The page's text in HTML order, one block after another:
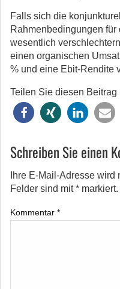
Falls sich die
Rahmenbedingungen
wesentlich
einen organischen
% und eine Ebit-Rendite
Teilen Sie diesen Beitrag
Schreiben Sie einen
Ihre E-Mail-Adresse wird
Felder sind mit* markiert.
Kommentar *